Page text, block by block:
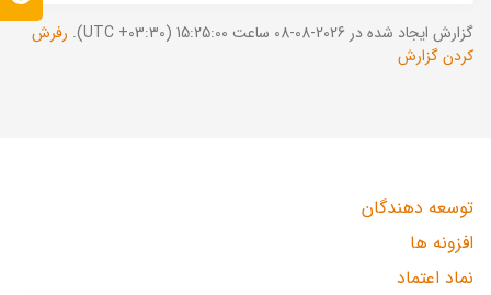
گزارش ایجاد شده در 2026-08-08 ساعت 15:25:00 (UTC +03:30).
رفرش
کردن گزارش
توسعه دهندگان
افزونه ها
نماد اعتماد